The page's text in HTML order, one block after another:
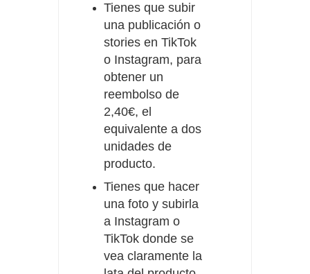
Tienes que subir
una publicación o
stories en TikTok
o Instagram, para
obtener un
reembolso de
2,40€, el
equivalente a dos
unidades de
producto.
Tienes que hacer
una foto y subirla
a Instagram o
TikTok donde se
vea claramente la